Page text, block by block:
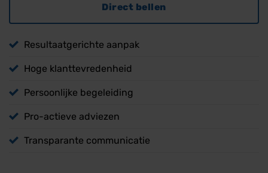
Direct bellen
Resultaatgerichte aanpak
Hoge klanttevredenheid
Persoonlijke begeleiding
Pro-actieve adviezen
Transparante communicatie